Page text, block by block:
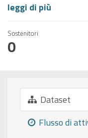
leggi di più
Sostenitori
0
Dataset
Flusso di